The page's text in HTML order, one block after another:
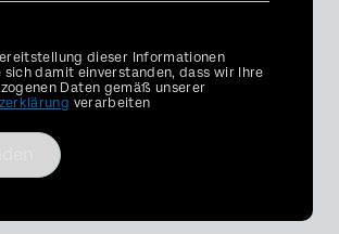
dieser Informationen
sich damit einverstanden, dass wir Ihre
Daten gemäß unserer
verarbeiten